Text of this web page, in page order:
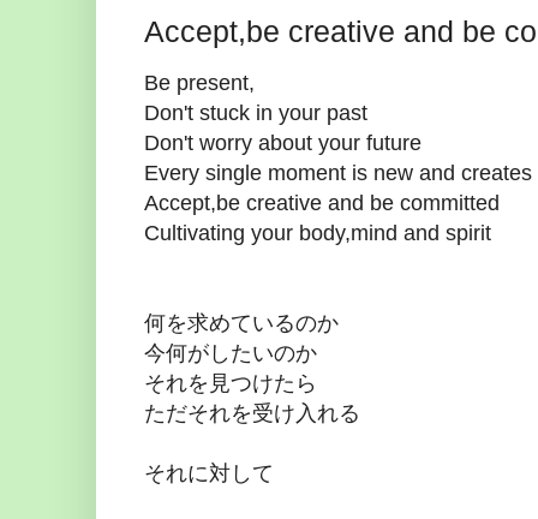
Accept,be creative and be
Be present,
Don't stuck in your past
Don't worry about your future
Every single moment is new and
Accept,be creative and be committed
Cultivating your body,mind and spirit
何を求めているのか
今何がしたいのか
それを見つけたら
ただそれを受け入れる
それに対して